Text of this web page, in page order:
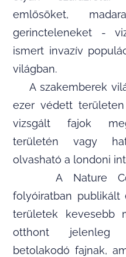
emlősöket,
gerincteleneket -
ismert invazív
világban.
A szakemberek
ezer védett
vizsgált fajok
területén vagy
olvasható a londoni
A Nature
folyóiratban publikált
területek kevesebb
otthont jelenleg
betolakodó fajnak,